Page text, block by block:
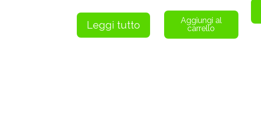
Leggi tutto
Aggiungi al
carrello